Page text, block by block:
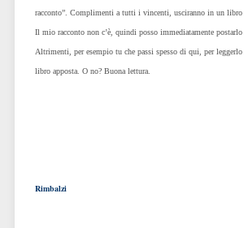
racconto”. Complimenti a tutti i vincenti, usciranno in un libro
Il mio racconto non c’è, quindi posso immediatamente postarlo
Altrimenti, per esempio tu che passi spesso di qui, per
libro apposta. O no? Buona lettura.
Rimbalzi